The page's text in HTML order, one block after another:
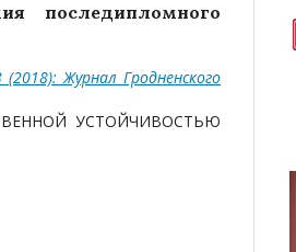
последипломного
Журнал Гродненского
УСТОЙЧИВОСТЬЮ